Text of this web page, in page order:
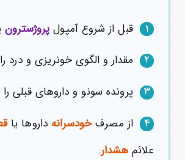
1 قبل از شروع آمپول پروژسترون
2 مقدار و الگوی خونریزی و
3 پرونده سونو و داروهای قبلی
4 از مصرفخودسرانه داروها یا
علائم هشدار: